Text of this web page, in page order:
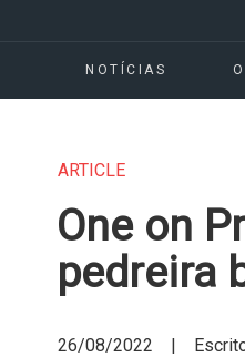
NOTÍCIAS
ARTICLE
One on
pedreira
26/08/2022 | Escrito